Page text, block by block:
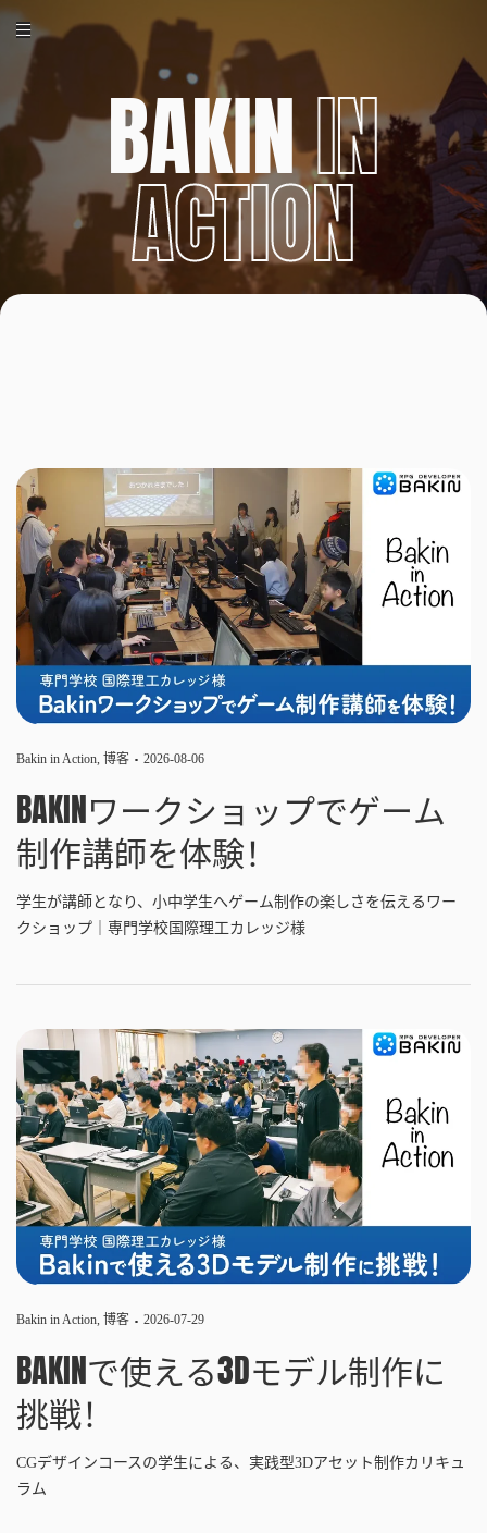
BAKININ
ACTION
Bakin in Action, 博客 2026-08-06
BAKINワークショップでゲーム
制作講師を体験！
学生が講師となり、小中学生へゲーム制作の楽しさを伝えるワー
クショップ｜専門学校国際理工カレッジ様
Bakin in Action, 博客 2026-07-29
BAKINで使える3Dモデル制作に
挑戦！
CGデザインコースの学生による、実践型3Dアセット制作カリキュ
ラム